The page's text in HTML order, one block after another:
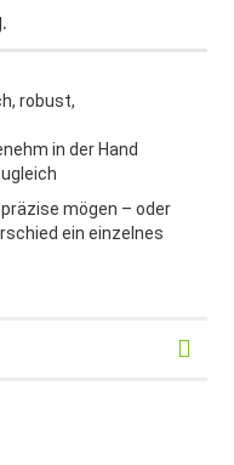
robust,
in der Hand
mögen – oder
ein einzelnes